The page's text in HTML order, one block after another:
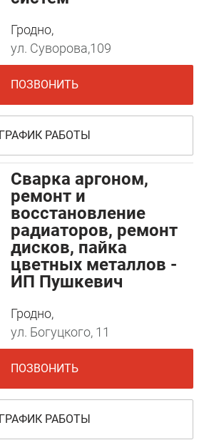
Гродно,
ул. Суворова,109
ПОЗВОНИТЬ
ГРАФИК РАБОТЫ
Сварка аргоном,
ремонт и
восстановление
радиаторов, ремонт
дисков, пайка
цветных металлов -
ИП Пушкевич
Гродно,
ул. Богуцкого, 11
ПОЗВОНИТЬ
ГРАФИК РАБОТЫ